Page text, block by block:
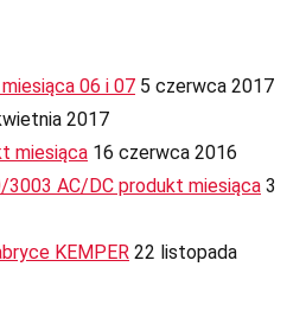
06 i 07 5 czerwca 2017
2017
miesiąca 16 czerwca 2016
AC/DC produkt miesiąca 3
KEMPER 22 listopada